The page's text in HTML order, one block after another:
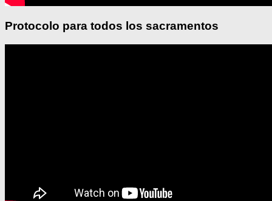
Protocolo para todos los sacramentos